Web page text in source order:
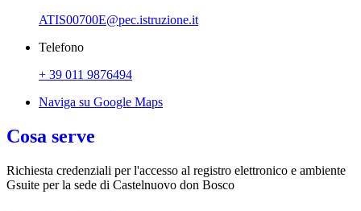
ATIS00700E@pec.istruzione.it
Telefono
+ 39 011 9876494
Naviga su Google Maps
Cosa serve
Richiesta credenziali per l'accesso al registro elettronico e ambiente
Gsuite per la sede di Castelnuovo don Bosco